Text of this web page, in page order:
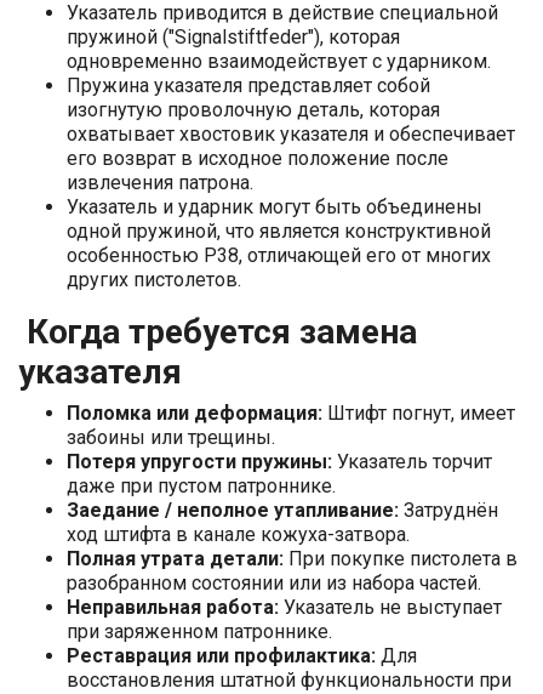
Указатель приводится в действие специальной
пружиной ("Signalstiftfeder"), которая
одновременно взаимодействует с ударником.
Пружина указателя представляет собой
изогнутую проволочную деталь, которая
охватывает хвостовик указателя и обеспечивает
его возврат в исходное положение после
извлечения патрона.
Указатель и ударник могут быть объединены
одной пружиной, что является конструктивной
особенностью P38, отличающей его от многих
других пистолетов.
Когда требуется замена
указателя
Поломка или деформация: Штифт погнут, имеет
забоины или трещины.
Потеря упругости пружины: Указатель торчит
даже при пустом патроннике.
Заедание / неполное утапливание: Затруднён
ход штифта в канале кожуха-затвора.
Полная утрата детали: При покупке пистолета в
разобранном состоянии или из набора частей.
Неправильная работа: Указатель не выступает
при заряженном патроннике.
Реставрация или профилактика: Для
восстановления штатной функциональности при